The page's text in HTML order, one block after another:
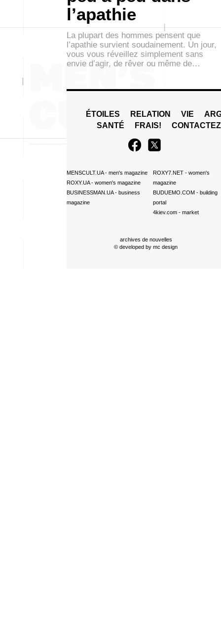
l’apathie
La plupart des hommes pensent que
l’apathie survient soudainement. Un jour,
vous vous réveillez simplement sans
envie d’agir, de rêver ou même de…
ÉTOILES RELATION VIE
SANTÉ
FRAIS!
MENSCULT.UA- men's magazine
ROXY.UA- women's magazine
BUSINESSMAN.UA- business
magazine
ROXY7.NET- women's
magazine
BUDUEMO.COM- building
portal
4kiev.com- market
archives de nouvelles
© developed by mc design